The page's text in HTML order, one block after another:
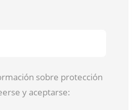
sobre protección
y aceptarse: